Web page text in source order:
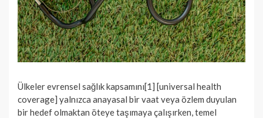
Ülkeler evrensel sağlık kapsamını[1] [universal health
coverage] yalnızca anayasal bir vaat veya özlem duyulan
bir hedef olmaktan öteye taşımaya çalışırken, temel